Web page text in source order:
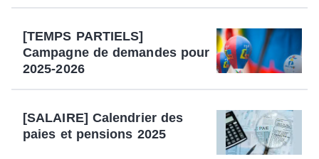
[TEMPS PARTIELS]
Campagne de demandes pour
2025-2026
[SALAIRE] Calendrier des
paies et pensions 2025